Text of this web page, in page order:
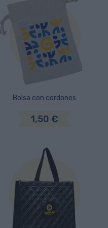
Bolsa con cordones
1,50 €